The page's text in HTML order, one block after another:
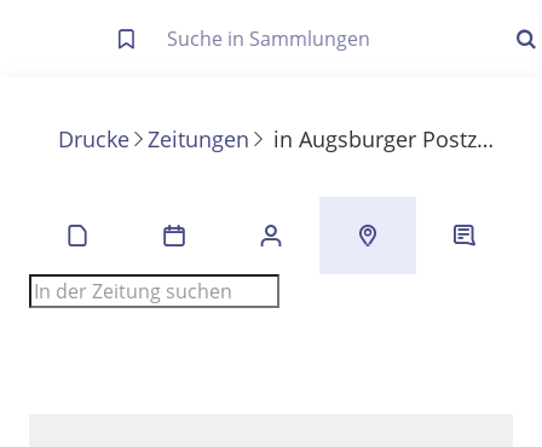
Die letzte Trefferliste besteht aus Ihrer letzten Suche, samt
Anzeigen
Zuletzt gesucht
Drucke Zeitungen in Augsburger Postzeitung